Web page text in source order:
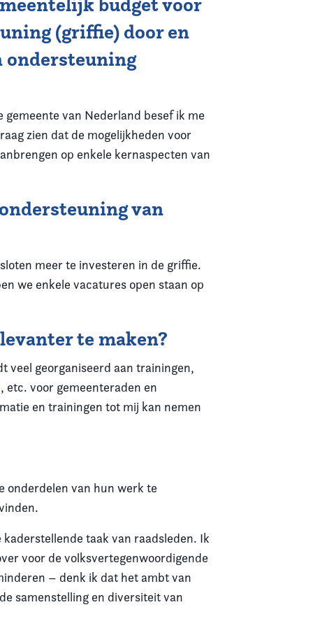
(griffie) door en
ondersteuning
van Nederland besef ik me
zien dat de mogelijkheden voor
op enkele kernaspecten van
van
meer te investeren in de griffie.
we enkele vacatures open staan op
te maken?
veel georganiseerd aan trainingen,
voor gemeenteraden en
en trainingen tot mij kan nemen
onderdelen van hun werk te
taak van raadsleden. Ik
voor de volksvertegenwoordigende
– denk ik dat het ambt van
samenstelling en diversiteit van